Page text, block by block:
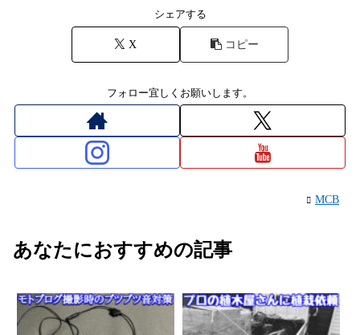
シェアする
X コピー
フォロー宜しくお願いします。
MCB
あなたにおすすめの記事